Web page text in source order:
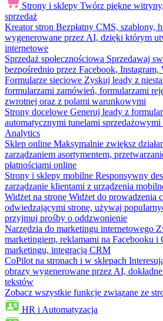
Strony i sklepy Twórz piękne
sprzedaż
Kreator stron Bezpłatny CMS, szablony,
wygenerowane przez AI, dzięki którym
internetowe
Sprzedaż społecznościowa Sprzedawaj
bezpośrednio przez Facebook,
Formularze sieciowe Zyskuj leady z
formularzami zamówień, formularzami
zwrotnej oraz z polami warunkowymi
Strony docelowe Generuj leady z
automatycznymi tunelami
Analytics
Sklep online Maksymalnie zwiększ
zarządzaniem asortymentem,
płatnościami online
Strony i sklepy mobilne Responsywny
zarządzanie klientami z urządzenia
Widżet na stronę Widżet do prowadzenia
odwiedzającymi stronę, używaj
przyjmuj prośby o oddzwonienie
Narzędzia do marketingu internetowego
marketingiem, reklamami na Facebooku i
marketingu, integracją CRM
CoPilot na stronach i w sklepach
obrazy wygenerowane przez AI,
tekstów
Zobacz wszystkie funkcje związane ze
HR i Automatyzacja